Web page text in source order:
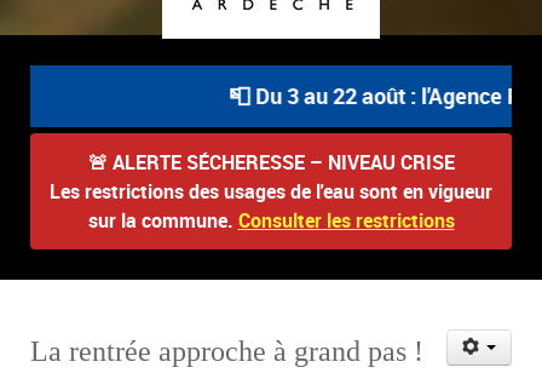
📮 Du 3 au 22 août : l'Agence
🚨 ALERTE SÉCHERESSE – NIVEAU CRISE
Les restrictions des usages de l'eau sont en vigueur
sur la commune. Consulter les restrictions
La rentrée approche à grand pas !